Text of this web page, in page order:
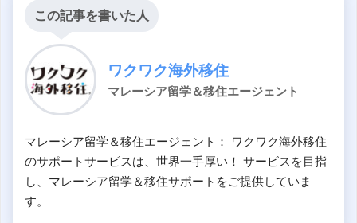
この記事を書いた人
ワクワク海外移住
マレーシア留学＆移住エージェント
マレーシア留学＆移住エージェント： ワクワク海外移住
のサポートサービスは、世界一手厚い！ サービスを目指
し、マレーシア留学＆移住サポートをご提供していま
す。